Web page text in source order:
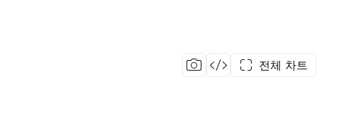
전체 차트